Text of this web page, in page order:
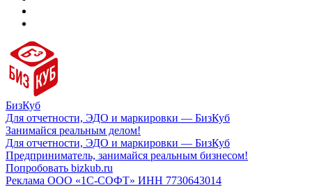
БизКуб
Для отчетности, ЭДО и маркировки — БизКуб
Занимайся реальным делом!
Для отчетности, ЭДО и маркировки — БизКуб
Предприниматель, занимайся реальным бизнесом!
Попробовать bizkub.ru
Реклама ООО «1С-СОФТ» ИНН 7730643014